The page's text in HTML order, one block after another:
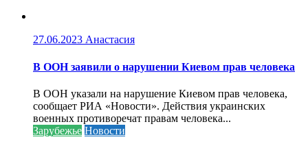
27.06.2023 Анастасия
В ООН заявили о нарушении Киевом прав человека
В ООН указали на нарушение Киевом прав человека,
сообщает РИА «Новости». Действия украинских
военных противоречат правам человека...
Зарубежье Новости